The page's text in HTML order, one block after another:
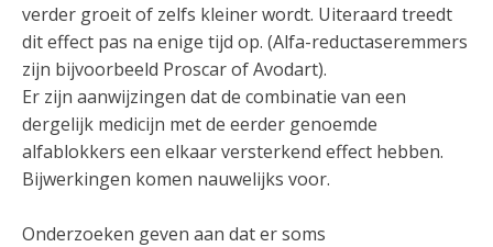
verder groeit of zelfs kleiner wordt. Uiteraard treedt
dit effect pas na enige tijd op. (Alfa-reductaseremmers
zijn bijvoorbeeld Proscar of Avodart).
Er zijn aanwijzingen dat de combinatie van een
dergelijk medicijn met de eerder genoemde
alfablokkers een elkaar versterkend effect hebben.
Bijwerkingen komen nauwelijks voor.
Onderzoeken geven aan dat er soms